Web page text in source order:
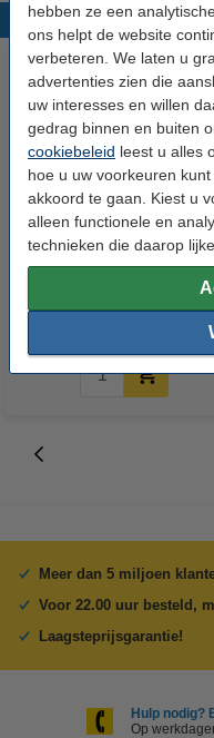
hebben ze een
ons helpt de website
verbeteren. We laten u
advertenties zien die
uw interesses en willen
gedrag binnen en buiten
cookiebeleid leest u alles
hoe u uw voorkeuren
akkoord te gaan. Kiest u
alleen functionele en
technieken die daarop
Epson T44Q140 inktcartridge
foto zwart (origineel)
€ 139,50 Incl. 21% btw
Meer dan 5 miljoen
Voor 22.00 uur besteld,
Laagsteprijsgarantie!
Hulp nodig?
Op